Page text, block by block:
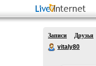
Записи Друзья
vitaly80